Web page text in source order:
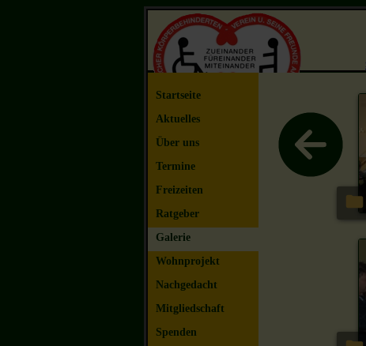
Startseite
Aktuelles
Über uns
Termine
Freizeiten
Ratgeber
Galerie
Wohnprojekt
Nachgedacht
Mitgliedschaft
Spenden